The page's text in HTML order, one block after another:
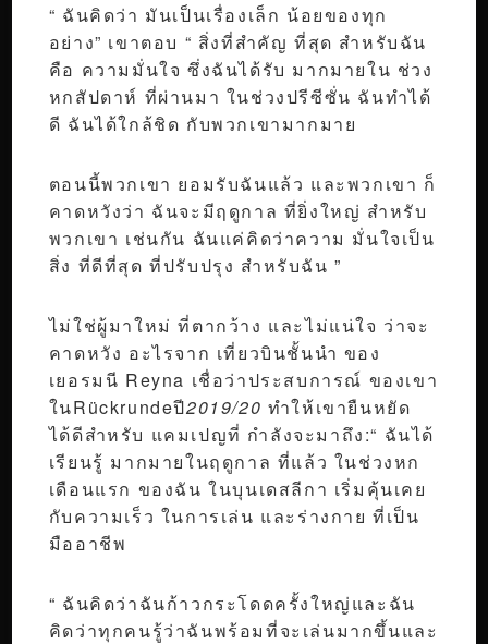
“ ฉันคิดว่า มันเป็นเรื่องเล็ก น้อยของทุก
อย่าง” เขาตอบ “ สิ่งที่สำคัญ ที่สุด สำหรับฉัน
คือ ความมั่นใจ ซึ่งฉันได้รับ มากมายใน ช่วง
หกสัปดาห์ ที่ผ่านมา ในช่วงปรีซีซั่น ฉันทำได้
ดี ฉันได้ใกล้ชิด กับพวกเขามากมาย
ตอนนี้พวกเขา ยอมรับฉันแล้ว และพวกเขา ก็
คาดหวังว่า ฉันจะมีฤดูกาล ที่ยิ่งใหญ่ สำหรับ
พวกเขา เช่นกัน ฉันแค่คิดว่าความ มั่นใจเป็น
สิ่ง ที่ดีที่สุด ที่ปรับปรุง สำหรับฉัน ”
ไม่ใช่ผู้มาใหม่ ที่ตากว้าง และไม่แน่ใจ ว่าจะ
คาดหวัง อะไรจาก เที่ยวบินชั้นนำ ของ
เยอรมนี Reyna เชื่อว่าประสบการณ์ ของเขา
ในRückrundeปี2019/20 ทำให้เขายืนหยัด
ได้ดีสำหรับ แคมเปญที่ กำลังจะมาถึง:“ ฉันได้
เรียนรู้ มากมายในฤดูกาล ที่แล้ว ในช่วงหก
เดือนแรก ของฉัน ในบุนเดสลีกา เริ่มคุ้นเคย
กับความเร็ว ในการเล่น และร่างกาย ที่เป็น
มืออาชีพ
“ ฉันคิดว่าฉันก้าวกระโดดครั้งใหญ่และฉัน
คิดว่าทุกคนรู้ว่าฉันพร้อมที่จะเล่นมากขึ้นและ